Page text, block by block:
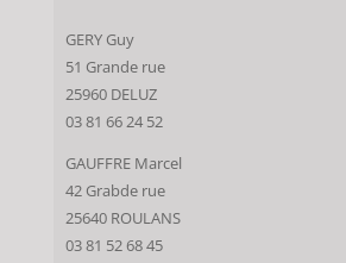
GERY Guy
51 Grande rue
25960 DELUZ
03 81 66 24 52
GAUFFRE Marcel
42 Grabde rue
25640 ROULANS
03 81 52 68 45